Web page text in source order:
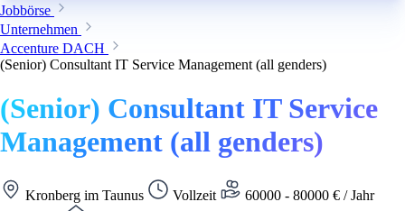
Jobbörse
Unternehmen
Accenture DACH
(Senior) Consultant IT Service Management (all genders)
(Senior) Consultant IT Service
Management (all genders)
Kronberg im Taunus Vollzeit
60000 - 80000 € / Jahr